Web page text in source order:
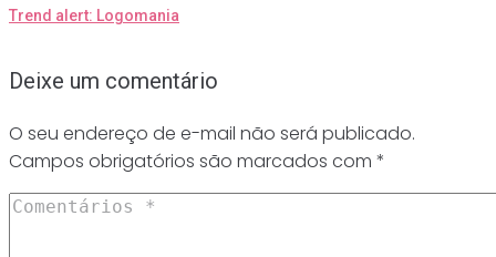
Trend alert: Logomania
Deixe um comentário
O seu endereço de e-mail não será publicado.
Campos obrigatórios são marcados com *